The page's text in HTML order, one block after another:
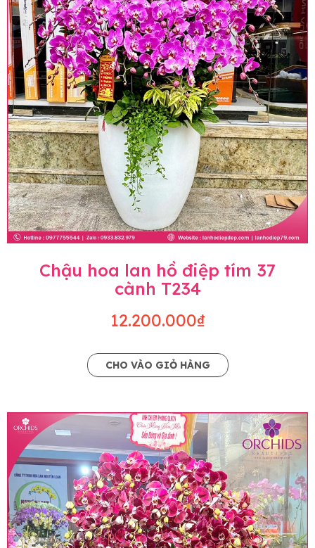
Chậu hoa lan hồ điệp tím 37
cành T234
12.200.000₫
CHO VÀO GIỎ HÀNG